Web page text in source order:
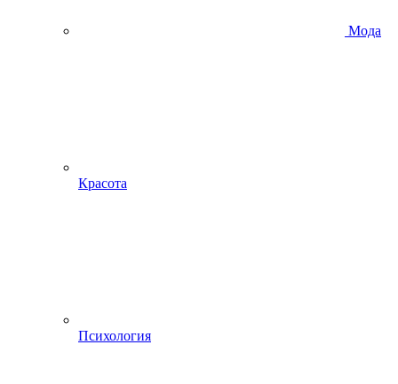
Мода
Красота
Психология